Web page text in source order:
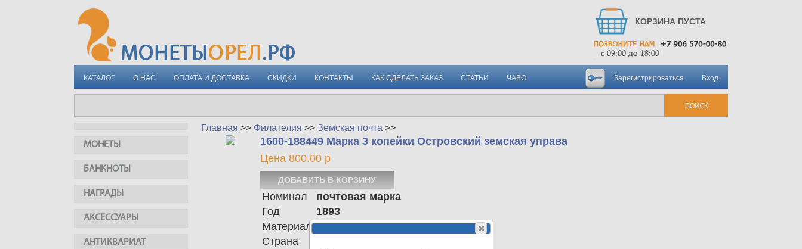
КОРЗИНА ПУСТА
КАТАЛОГ О НАС ОПЛАТА И ДОСТАВКА СКИДКИ КОНТАКТЫ КАК СДЕЛАТЬ ЗАКАЗ СТАТЬИ ЧАВО Вход
Зарегистрироваться
МОНЕТЫ
БАНКНОТЫ
НАГРАДЫ
АКСЕССУАРЫ
АНТИКВАРИАТ
Главная >> Филателия >> Земская почта >>
1600-188449 Марка 3 копейки Островский земская управа
Цена 800.00 р
Номинал
почтовая марка
Год
1893
Материал
Страна